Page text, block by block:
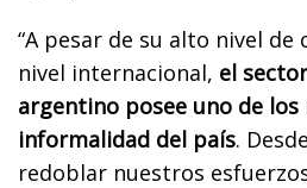
“A pesar de su alto nivel
nivel internacional, el
argentino posee uno de los
informalidad del país.
redoblar nuestros